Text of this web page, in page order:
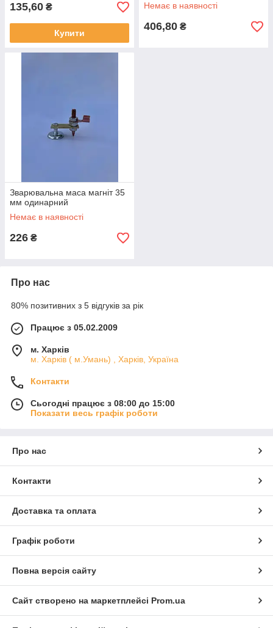
135,60 ₴
Купити
Немає в наявності
406,80 ₴
Зварювальна маса магніт 35
мм одинарний
Немає в наявності
226 ₴
Про нас
80% позитивних з 5 відгуків за рік
Працює з 05.02.2009
м. Харків
м. Харків ( м.Умань) , Харків, Україна
Контакти
Сьогодні працює з 08:00 до 15:00
Показати весь графік роботи
Про нас
Контакти
Доставка та оплата
Графік роботи
Повна версія сайту
Сайт створено на маркетплейсі Prom.ua